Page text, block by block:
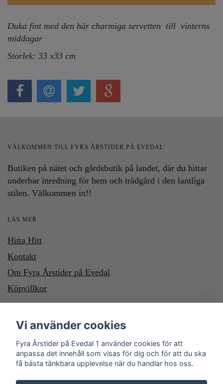
Duka fint med den här charmiga servetten till vinterns
middagar
Storlek: 33 x33 cm
VÄLKOMMEN TILL FYRA ÅRSTIDER PÅ EVEDAL
Butiken på nätet och gårdsbutik på landet, där du hittar
underbar inredning för hem och trädgård i den lantliga
stilen. Välkommen in!!
LÄS MER
Hitta Hitt
Kontakt
Om Fyra Årstider på Evedal
Köpvillkor
BETALA MED SWISH, SWISHA DU TILL NUMMER 1232700987
Vi använder cookies
Fyra Årstider på Evedal 1 använder cookies för att
anpassa det innehåll som visas för dig och för att du ska
få bästa tänkbara upplevelse när du handlar hos oss.